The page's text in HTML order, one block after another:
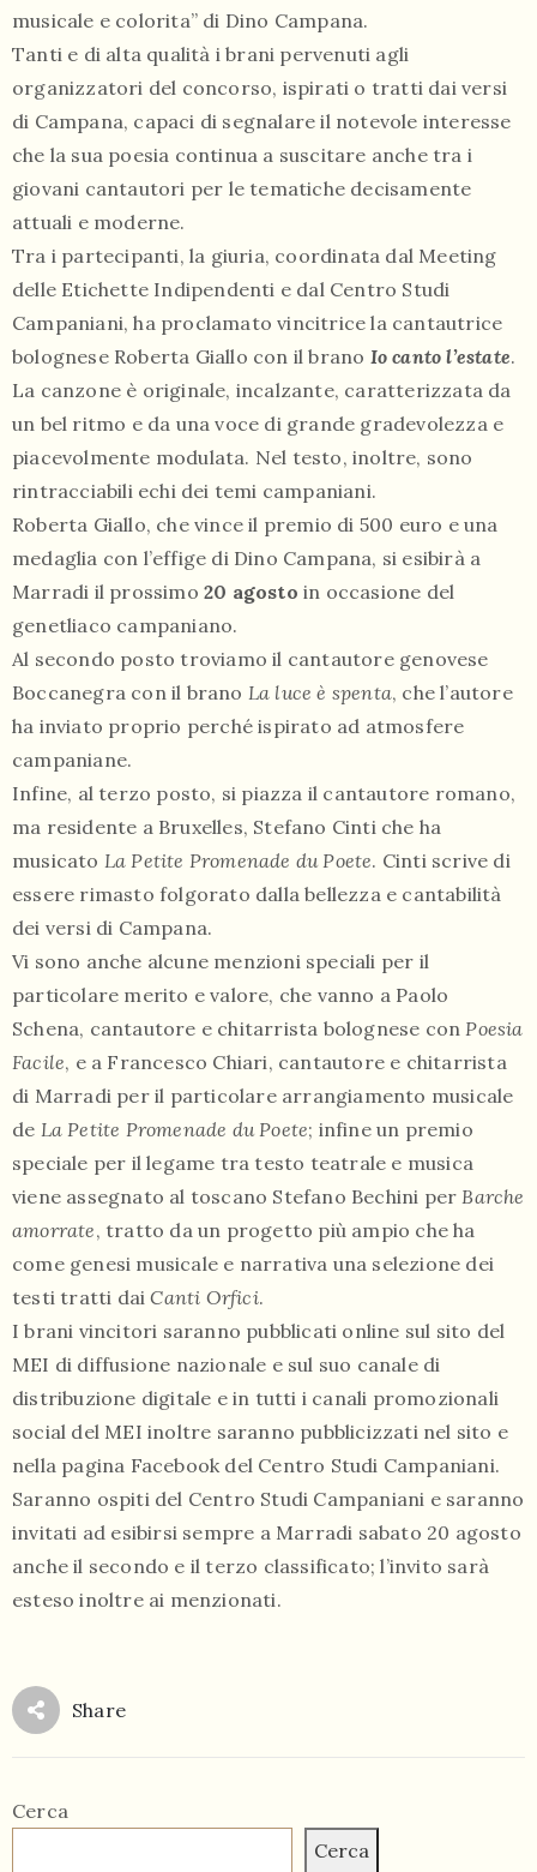
musicale e colorita” di Dino Campana.
Tanti e di alta qualità i brani pervenuti agli
organizzatori del concorso, ispirati o tratti dai versi
di Campana, capaci di segnalare il notevole interesse
che la sua poesia continua a suscitare anche tra i
giovani cantautori per le tematiche decisamente
attuali e moderne.
Tra i partecipanti, la giuria, coordinata dal Meeting
delle Etichette Indipendenti e dal Centro Studi
Campaniani, ha proclamato vincitrice la cantautrice
bolognese Roberta Giallo con il brano Io canto l’estate.
La canzone è originale, incalzante, caratterizzata da
un bel ritmo e da una voce di grande gradevolezza e
piacevolmente modulata. Nel testo, inoltre, sono
rintracciabili echi dei temi campaniani.
Roberta Giallo, che vince il premio di 500 euro e una
medaglia con l’effige di Dino Campana, si esibirà a
Marradi il prossimo 20 agosto in occasione del
genetliaco campaniano.
Al secondo posto troviamo il cantautore genovese
Boccanegra con il brano La luce è spenta, che l’autore
ha inviato proprio perché ispirato ad atmosfere
campaniane.
Infine, al terzo posto, si piazza il cantautore romano,
ma residente a Bruxelles, Stefano Cinti che ha
musicato La Petite Promenade du Poete. Cinti scrive di
essere rimasto folgorato dalla bellezza e cantabilità
dei versi di Campana.
Vi sono anche alcune menzioni speciali per il
particolare merito e valore, che vanno a Paolo
Schena, cantautore e chitarrista bolognese con Poesia
Facile, e a Francesco Chiari, cantautore e chitarrista
di Marradi per il particolare arrangiamento musicale
de La Petite Promenade du Poete; infine un premio
speciale per il legame tra testo teatrale e musica
viene assegnato al toscano Stefano Bechini per Barche
amorrate, tratto da un progetto più ampio che ha
come genesi musicale e narrativa una selezione dei
testi tratti daiCanti Orfici.
I brani vincitori saranno pubblicati online sul sito del
MEI di diffusione nazionale e sul suo canale di
distribuzione digitale e in tutti i canali promozionali
social del MEI inoltre saranno pubblicizzati nel sito e
nella pagina Facebook del Centro Studi Campaniani.
Saranno ospiti del Centro Studi Campaniani e saranno
invitati ad esibirsi sempre a Marradi sabato 20 agosto
anche il secondo e il terzo classificato; l’invito sarà
esteso inoltre ai menzionati.
Share
Cerca
Cerca